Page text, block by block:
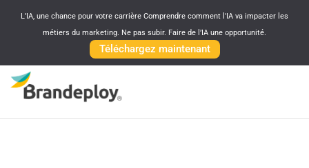
L’IA, une chance pour votre carrière Comprendre comment l'IA va impacter les
métiers du marketing. Ne pas subir. Faire de l’IA une opportunité.
Téléchargez maintenant